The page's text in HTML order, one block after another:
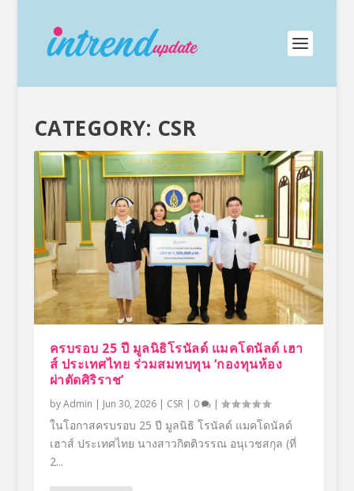
CATEGORY: CSR
ครบรอบ 25 ปี มูลนิธิโรนัลด์ แมคโดนัลด์ เฮา
ส์ ประเทศไทย ร่วมสมทบทุน ‘กองทุนห้อง
ผ่าตัดศิริราช’
byAdmin | Jun 30, 2026| CSR| 0 |
ในโอกาสครบรอบ 25 ปี มูลนิธิ โรนัลด์ แมคโดนัลด์
เฮาส์ ประเทศไทย นางสาวกิตติวรรณ อนุเวชสกุล (ที่
2...